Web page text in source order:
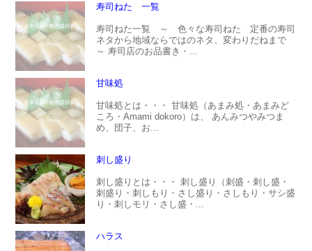
寿司ねた 一覧
寿司ねた一覧 ～ 色々な寿司ねた 定番の寿司
ネタから地域ならではのネタ、変わりだねまで
～ 寿司店のお品書き・...
甘味処
甘味処とは・・・ 甘味処（あまみ処・あまみど
ころ・Amami dokoro）は、 あんみつやみつま
め、団子、お...
刺し盛り
刺し盛りとは・・・ 刺し盛り（刺盛・刺し盛・
刺盛り・刺しもり・さし盛り・さしもり・サシ盛
り・刺しモリ・さし盛・...
ハラス